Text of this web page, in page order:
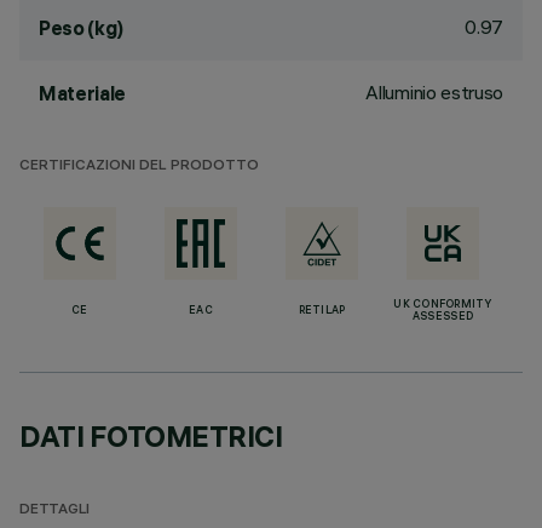
Peso (kg) 0.97
Materiale Alluminio estruso
CERTIFICAZIONI DEL PRODOTTO
CE EAC RETILAP
UK CONFORMITY
ASSESSED
DATI FOTOMETRICI
DETTAGLI